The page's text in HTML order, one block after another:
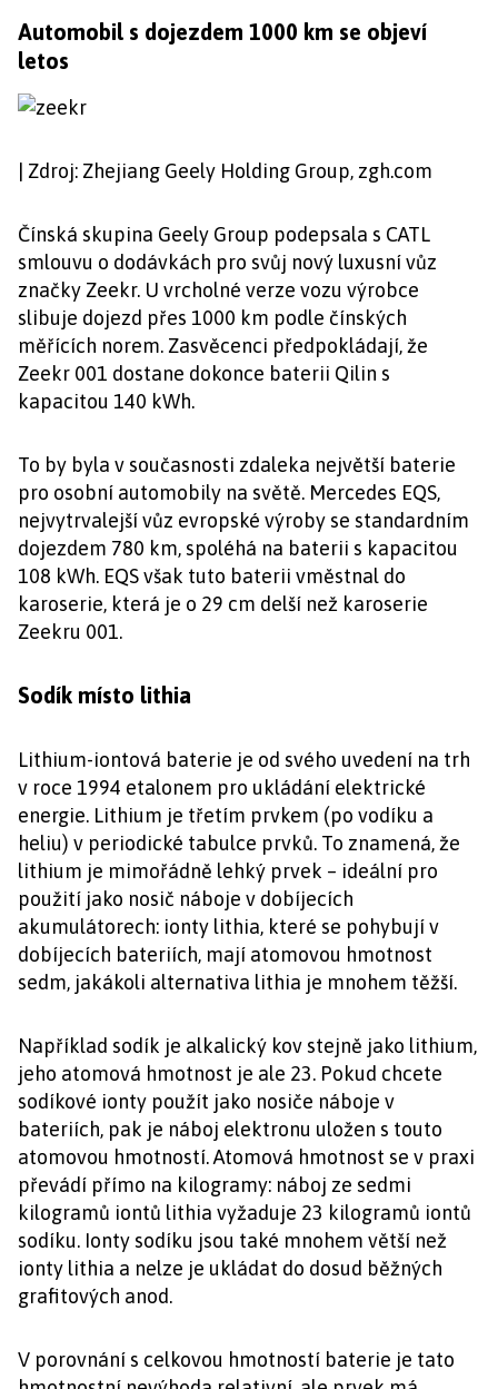
Automobil s dojezdem 1000 km se objeví
letos
| Zdroj: Zhejiang Geely Holding Group, zgh.com
Čínská skupina Geely Group podepsala s CATL
smlouvu o dodávkách pro svůj nový luxusní vůz
značky Zeekr. U vrcholné verze vozu výrobce
slibuje dojezd přes 1000 km podle čínských
měřících norem. Zasvěcenci předpokládají, že
Zeekr 001 dostane dokonce baterii Qilin s
kapacitou 140 kWh.
To by byla v současnosti zdaleka největší baterie
pro osobní automobily na světě. Mercedes EQS,
nejvytrvalejší vůz evropské výroby se standardním
dojezdem 780 km, spoléhá na baterii s kapacitou
108 kWh. EQS však tuto baterii vměstnal do
karoserie, která je o 29 cm delší než karoserie
Zeekru 001.
Sodík místo lithia
Lithium-iontová baterie je od svého uvedení na trh
v roce 1994 etalonem pro ukládání elektrické
energie. Lithium je třetím prvkem (po vodíku a
heliu) v periodické tabulce prvků. To znamená, že
lithium je mimořádně lehký prvek – ideální pro
použití jako nosič náboje v dobíjecích
akumulátorech: ionty lithia, které se pohybují v
dobíjecích bateriích, mají atomovou hmotnost
sedm, jakákoli alternativa lithia je mnohem těžší.
Například sodík je alkalický kov stejně jako lithium,
jeho atomová hmotnost je ale 23. Pokud chcete
sodíkové ionty použít jako nosiče náboje v
bateriích, pak je náboj elektronu uložen s touto
atomovou hmotností. Atomová hmotnost se v praxi
převádí přímo na kilogramy: náboj ze sedmi
kilogramů iontů lithia vyžaduje 23 kilogramů iontů
sodíku. Ionty sodíku jsou také mnohem větší než
ionty lithia a nelze je ukládat do dosud běžných
grafitových anod.
V porovnání s celkovou hmotností baterie je tato